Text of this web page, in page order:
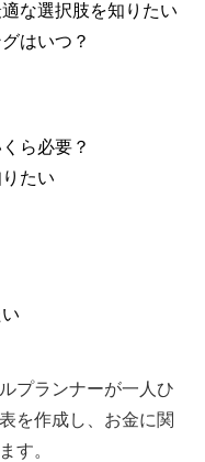
な選択肢を知りたい
はいつ？
ら必要？
たい
プランナーが一人ひ
を作成し、お金に関
す。